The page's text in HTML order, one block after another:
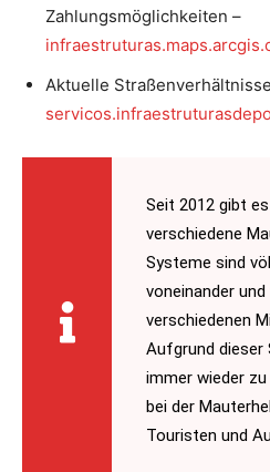
Zahlungsmöglichkeiten –
Aktuelle
Seit 2012 gibt
verschiedene
Systeme sind
voneinander
verschiedenen
Aufgrund
immer wieder
bei der
Touristen und